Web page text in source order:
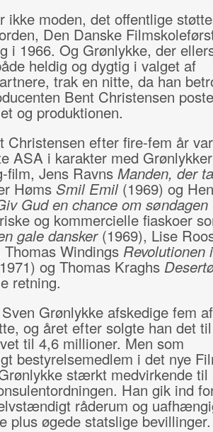
ikke moden, det offentlige
Den Danske
i 1966. Og Grønlykke, der
heldig og dygtig i valget af
trak en nitte, da han
Bent Christensen
og produktionen.
Christensen efter fire-fem år
ASA i karakter med
film, Jens Ravns Manden, der
Høms Smil Emil(1969) og
Gud en chance om søndagen
og kommercielle fiaskoer
gale dansker(1969), Lise
Windings Revolutionen i
og Thomas Kraghs
retning.
Grønlykke afskedige fem
og året efter solgte han det
til 4,6 millioner. Men som
bestyrelsemedlem i det nye
stærkt medvirkende til
Han gik ind
råderum og
plus øgede statslige bevillinger.